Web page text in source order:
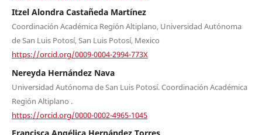
Itzel Alondra Castañeda Martínez
Coordinación Académica Región Altiplano, Universidad Autónoma
de San Luis Potosí, San Luis Potosí, Mexico
https://orcid.org/0009-0004-2994-773X
Nereyda Hernández Nava
Universidad Autónoma de San Luis Potosí. Coordinación Académica
Región Altiplano .
https://orcid.org/0000-0002-4965-1045